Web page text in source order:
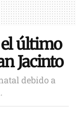
último
Jacinto
debido a